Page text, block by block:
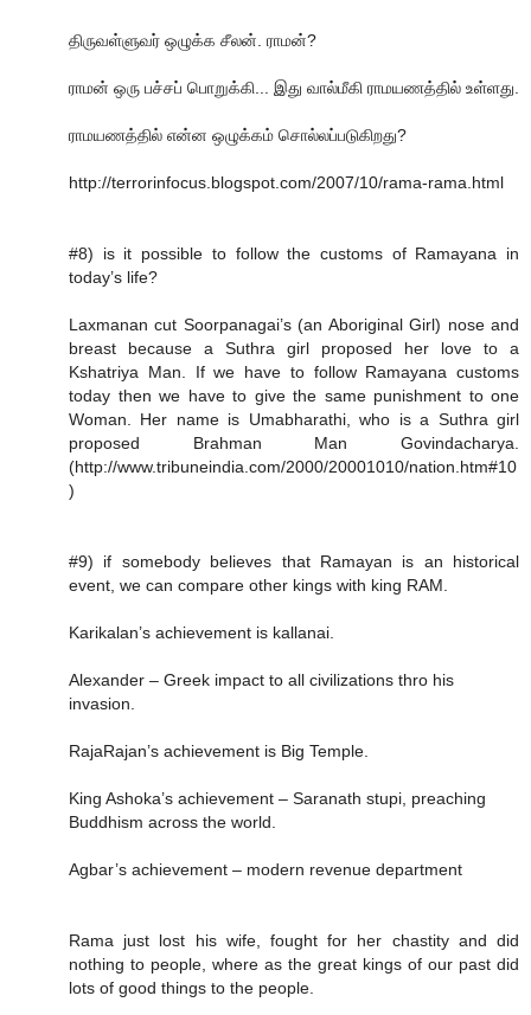
திருவள்ளுவர் ஒழுக்க சீலன். ராமன்?
ராமன் ஒரு பச்சப் பொறுக்கி... இது வால்மீகி ராமயணத்தில் உள்ளது.
ராமயணத்தில் என்ன ஒழுக்கம் சொல்லப்படுகிறது?
http://terrorinfocus.blogspot.com/2007/10/rama-rama.html
#8) is it possible to follow the customs of Ramayana in
today’s life?
Laxmanan cut Soorpanagai’s (an Aboriginal Girl) nose and
breast because a Suthra girl proposed her love to a
Kshatriya Man. If we have to follow Ramayana customs
today then we have to give the same punishment to one
Woman. Her name is Umabharathi, who is a Suthra girl
proposed Brahman Man Govindacharya.
(http://www.tribuneindia.com/2000/20001010/nation.htm#10
)
#9) if somebody believes that Ramayan is an historical
event, we can compare other kings with king RAM.
Karikalan’s achievement is kallanai.
Alexander – Greek impact to all civilizations thro his
invasion.
RajaRajan’s achievement is Big Temple.
King Ashoka’s achievement – Saranath stupi, preaching
Buddhism across the world.
Agbar’s achievement – modern revenue department
Rama just lost his wife, fought for her chastity and did
nothing to people, where as the great kings of our past did
lots of good things to the people.